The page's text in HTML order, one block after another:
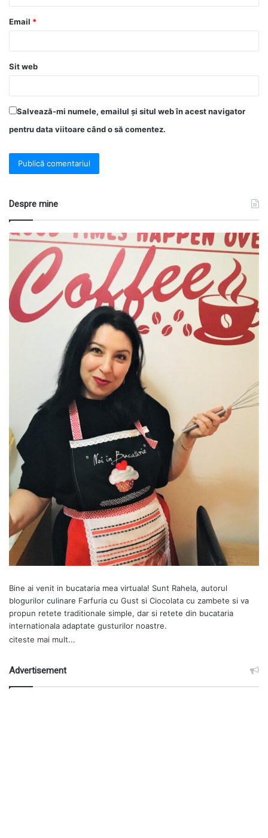
Email *
Sit web
Salvează-mi numele, emailul și situl web în acest navigator
pentru data viitoare când o să comentez.
Despre mine
Bine ai venit in bucataria mea virtuala! Sunt Rahela, autorul
blogurilor culinare Farfuria cu Gust si Ciocolata cu zambete si va
propun retete traditionale simple, dar si retete din bucataria
internationala adaptate gusturilor noastre.
citeste mai mult...
Advertisement